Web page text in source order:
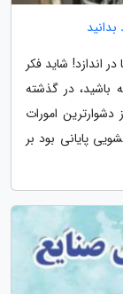
اندازد! شاید فکر
باشید، در گذشته
دشوارترین امورات
پایانی بود بر